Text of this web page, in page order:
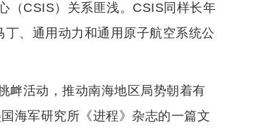
（CSIS）关系匪浅。CSIS同样长年
、通用动力和通用原子航空系统公
衅活动，推动南海地区局势朝着有
海军研究所《进程》杂志的一篇文